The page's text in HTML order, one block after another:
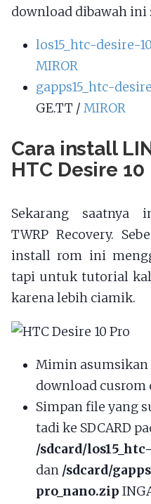
download dibawah ini :
los15_htc-desire-
MIROR
gapps15_htc-
GE.TT /MIROR
Cara install
HTC Desire 10
Sekarang saatnya
TWRP Recovery.
install rom ini
tapi untuk tutorial
karena lebih ciamik.
Mimin asumsikan
download cusrom
Simpan file yang
tadi ke SDCARD
/sdcard/
dan /sdcard/
pro_nano.zip